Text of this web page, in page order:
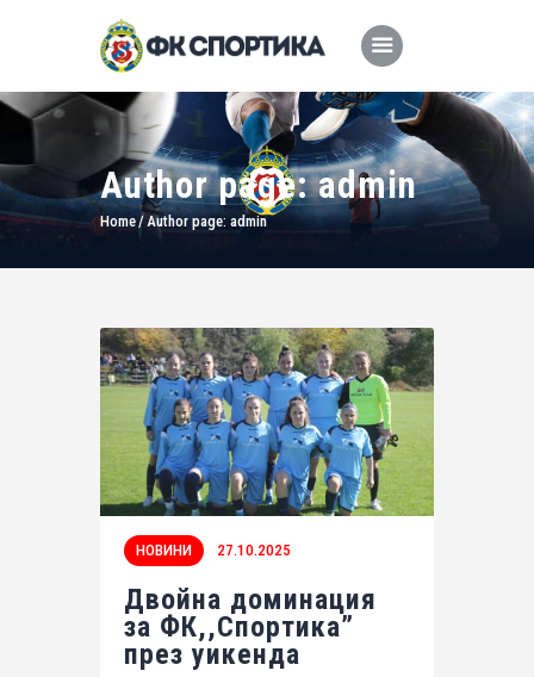
Author page: admin
Home Author page: admin
НОВИНИ 27.10.2025
Двойна доминация
за ФК,,Спортика”
през уикенда